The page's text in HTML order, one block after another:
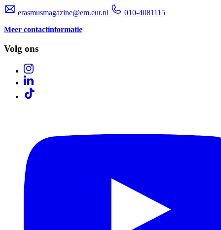
erasmusmagazine@em.eur.nl
010-4081115
Meer contactinformatie
Volg ons